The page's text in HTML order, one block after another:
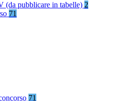
(da pubblicare in tabelle) 2
71
71